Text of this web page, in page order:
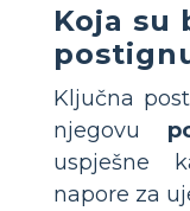
Koja su
Ključna
njegovu
uspješne
napore za